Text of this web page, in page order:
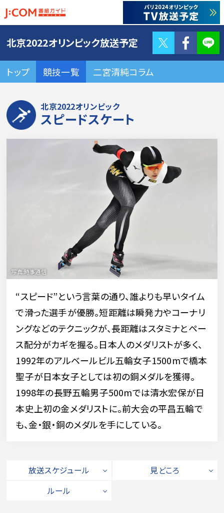
北京2022オリンピック放送予定
トップ 競技一覧 二宮清純コラム
Twitter
北京2022オリンピック
スピードスケート
“スピード”という言葉の通り、誰よりも早いタイム
で滑った選手が優勝。短距離は瞬発力やコーナリ
ングなどのテクニックが、長距離はスタミナとペー
ス配分がカギを握る。日本人のメダリストが多く、
1992年のアルベールビル五輪女子1500mで橋本
聖子が日本女子としては初の銅メダルを獲得。
1998年の長野五輪男子500mでは清水宏保が日
本史上初の金メダリストに。前大会の平昌五輪で
も、金・銀・銅のメダルを手にしている。
放送スケジュール
見どころ
ルール